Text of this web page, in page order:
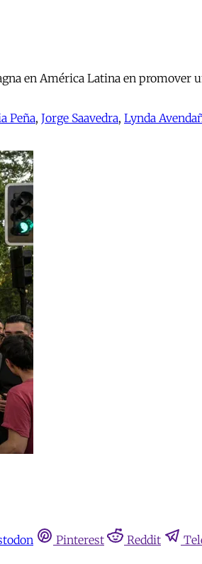
en América Latina en promover
Peña, Jorge Saavedra, Lynda
Pinterest Reddit